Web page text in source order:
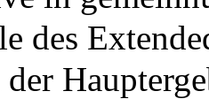
des